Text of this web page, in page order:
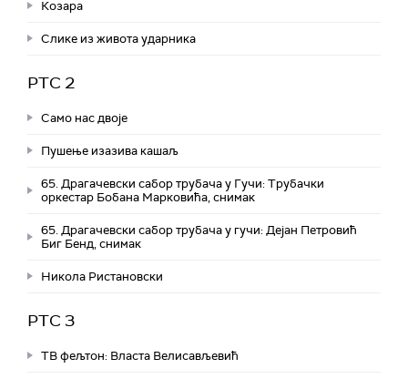
Козара
Слике из живота ударника
РТС 2
Само нас двоје
Пушење изазива кашаљ
65. Драгачевски сабор трубача у Гучи: Трубачки
оркестар Бобана Марковића, снимак
65. Драгачевски сабор трубача у гучи: Дејан Петровић
Биг Бeнд, снимак
Никола Ристановски
РТС 3
ТВ фељтон: Власта Велисављевић